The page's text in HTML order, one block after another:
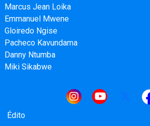
Marcus Jean Loika
Emmanuel Mwene
Gloiredo Ngise
Pacheco Kavundama
Danny Ntumba
Miki Sikabwe
Navigation principale
Édito